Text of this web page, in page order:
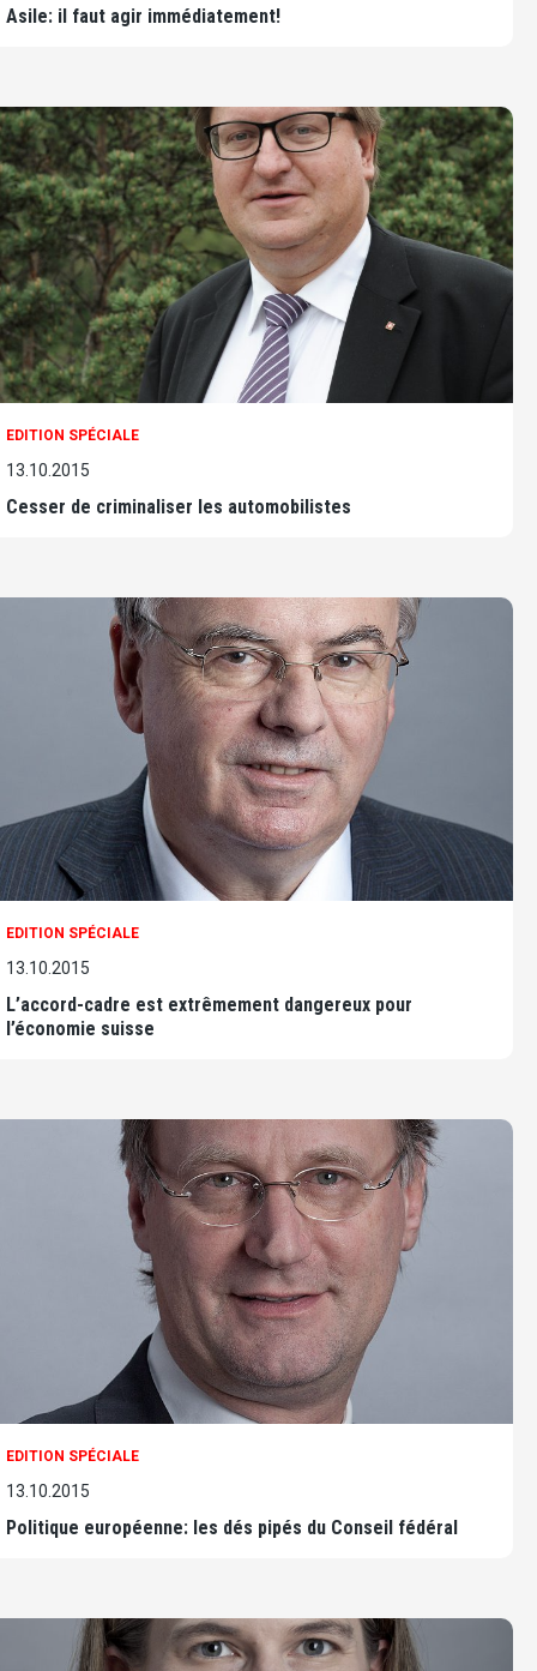
Asile: il faut agir immédiatement!
EDITION SPÉCIALE
13.10.2015
Cesser de criminaliser les automobilistes
EDITION SPÉCIALE
13.10.2015
L’accord-cadre est extrêmement dangereux pour
l’économie suisse
EDITION SPÉCIALE
13.10.2015
Politique européenne: les dés pipés du Conseil fédéral